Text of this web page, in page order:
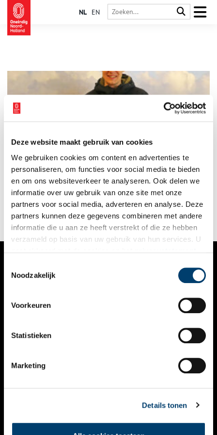
Deze website maakt gebruik van cookies
We gebruiken cookies om content en advertenties te
personaliseren, om functies voor social media te bieden
en om ons websiteverkeer te analyseren. Ook delen we
informatie over uw gebruik van onze site met onze
partners voor social media, adverteren en analyse. Deze
partners kunnen deze gegevens combineren met andere
informatie die u aan ze heeft verstrekt of die ze hebben
verzameld op basis van uw gebruik van hun services. U
Noodzakelijk
Voorkeuren
Statistieken
Marketing
Details tonen
NL EN
Toevallig: net nu er bij Ecomare een tentoonstelling over
Doggerland te zien is, wordt er een werktuig uit die tijd op het
strand gevonden! Op 29 december trof Jonas Wachtel uit
Recklinghausen, Duitsland bij paal 9 een bewerkt stuk
hertengewei aan. Hij herkende het als iets bijzonders en bracht
het naar Ecomare.
1 min
VERHALEN
KALENDER
THEMA’S
VIDEO’S
CONTACT